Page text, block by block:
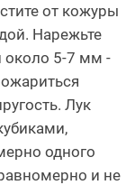
от кожуры
Нарежьте
около 5-7 мм -
Лук
одного
и не